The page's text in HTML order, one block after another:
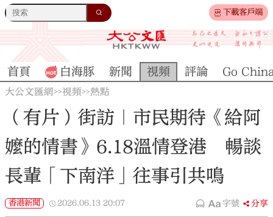
下載客戶端
首頁 白海豚 新聞 視頻 評論 Go
大公文匯網>>視頻>>熱點
（有片）街訪｜市民期待《給阿
嬤的情書》6.18溫情登港 暢談
長輩「下南洋」往事引共鳴
香港新聞 2026.06.13 20:07 字號 分享